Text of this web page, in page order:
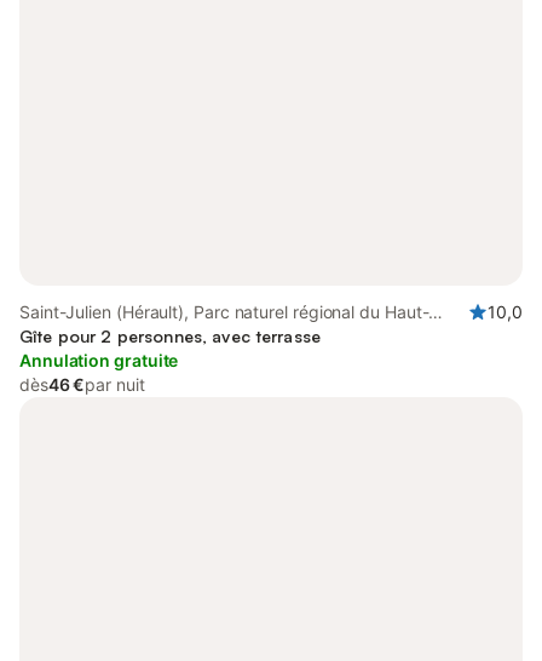
Saint-Julien (Hérault), Parc naturel régional du Haut-
Languedoc
10,0
Gîte pour 2 personnes, avec terrasse
Annulation gratuite
dès46 €par nuit